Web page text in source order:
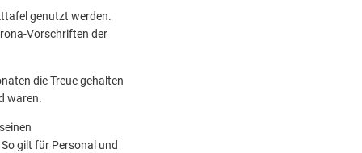
genutzt werden.
Vorschriften der
die Treue gehalten
waren.
gilt für Personal und